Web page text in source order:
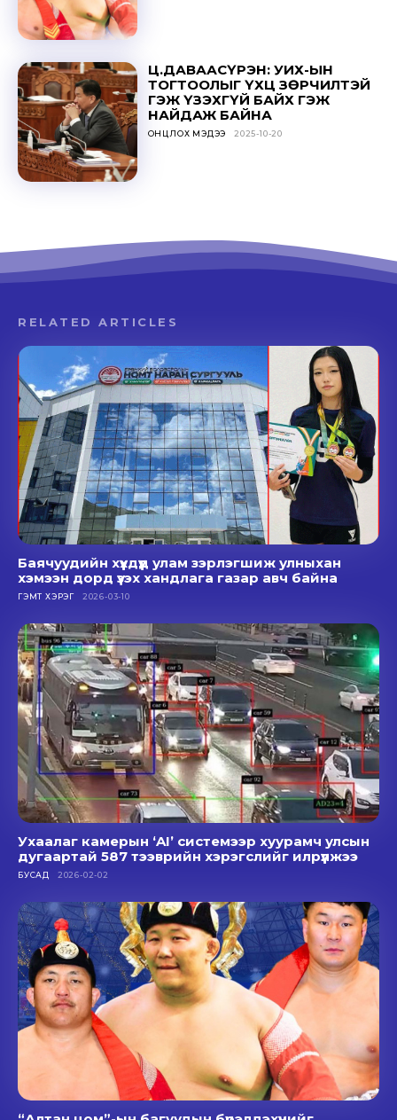
Ц.ДАВААСҮРЭН: УИХ-ЫН
ТОГТООЛЫГ ҮХЦ ЗӨРЧИЛТЭЙ
ГЭЖ ҮЗЭХГҮЙ БАЙХ ГЭЖ
НАЙДАЖ БАЙНА
ОНЦЛОХ МЭДЭЭ 2025-10-20
RELATED ARTICLES
Баячуудийн хүүхдүүд улам зэрлэгшиж улныхан
хэмээн дорд үзэх хандлага газар авч байна
ГЭМТ ХЭРЭГ 2026-03-10
Ухаалаг камерын ‘AI’ системээр хуурамч улсын
дугаартай 587 тээврийн хэрэгслийг илрүүлжээ
БУСАД 2026-02-02